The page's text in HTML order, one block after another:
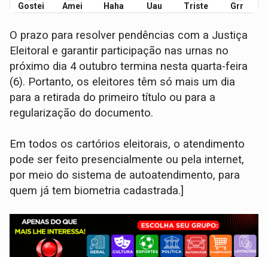
Gostei Amei Haha Uau Triste Grr
O prazo para resolver pendências com a Justiça
Eleitoral e garantir participação nas urnas no
próximo dia 4 outubro termina nesta quarta-feira
(6). Portanto, os eleitores têm só mais um dia
para a retirada do primeiro título ou para a
regularização do documento.
Em todos os cartórios eleitorais, o atendimento
pode ser feito presencialmente ou pela internet,
por meio do sistema de autoatendimento, para
quem já tem biometria cadastrada.]